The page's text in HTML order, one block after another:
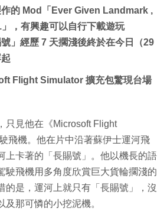
的 Mod「Ever Given Landmark ,
，有興趣可以自行下載遊玩
」經歷 7 天擱淺後終於在今日（29
Flight Simulator 擴充包驚現台場
只見他在《Microsoft Flight
飛機。他在片中沿著蘇伊士運河飛
上卡著的「長賜號」。他以機長的語
駛飛機用多角度欣賞巨大貨輪擱淺的
的是，運河上就只有「長賜號」，沒
那可憐的小挖泥機。